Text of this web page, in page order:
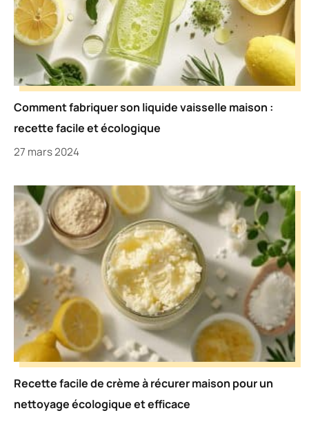
Comment fabriquer son liquide vaisselle maison :
recette facile et écologique
27 mars 2024
Recette facile de crème à récurer maison pour un
nettoyage écologique et efficace